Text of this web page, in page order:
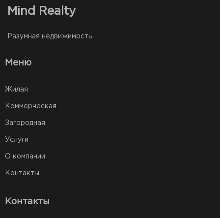
Mind Realty
Разумная недвижимость
Меню
Жилая
Коммерческая
Загородная
Услуги
О компании
Контакты
Контакты